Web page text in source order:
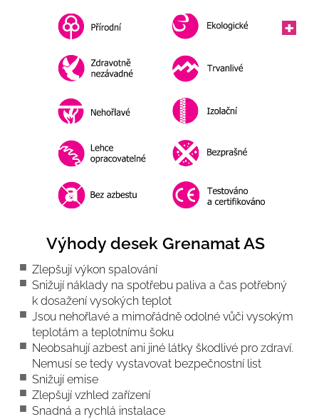
Výhody desek Grenamat AS
Zlepšují výkon spalování
Snižují náklady na spotřebu paliva a čas potřebný
k dosažení vysokých teplot
Jsou nehořlavé a mimořádně odolné vůči vysokým
teplotám a teplotnímu šoku
Neobsahují azbest ani jiné látky škodlivé pro zdraví.
Nemusí se tedy vystavovat bezpečnostní list
Snižují emise
Zlepšují vzhled zařízení
Snadná a rychlá instalace